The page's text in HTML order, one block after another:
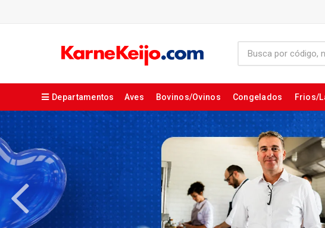
Departamentos Aves Bovinos/Ovinos Congelados Frios/